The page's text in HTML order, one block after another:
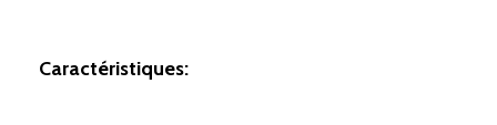
Caractéristiques: